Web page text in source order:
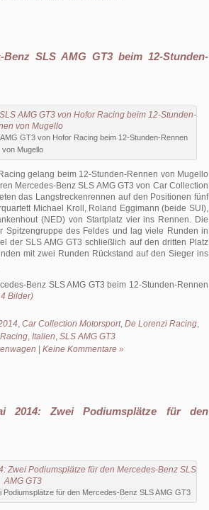
SLS AMG GT3 beim 12-Stunden-
GT3 von Hofor Racing beim 12-Stunden-Rennen
von Mugello
gelang beim 12-Stunden-Rennen von Mugello
Mercedes-Benz SLS AMG GT3 von Car Collection
das Langstreckenrennen auf den Positionen fünf
Michael Kroll, Roland Eggimann (beide SUI),
(NED) von Startplatz vier ins Rennen. Die
Spitzengruppe des Feldes und lag viele Runden in
der SLS AMG GT3 schließlich auf den dritten Platz
mit zwei Runden Rückstand auf den Sieger ins
Benz SLS AMG GT3 beim 12-Stunden-Rennen
Bilder)
, Car Collection Motorsport, De Lorenzi Racing,
, Italien, SLS AMG GT3
Keine Kommentare »
2014: Zwei Podiumsplätze für den
für den Mercedes-Benz SLS AMG GT3